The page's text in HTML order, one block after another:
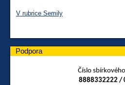
V rubrice Semily
Podpora
Číslo
8888332222 /